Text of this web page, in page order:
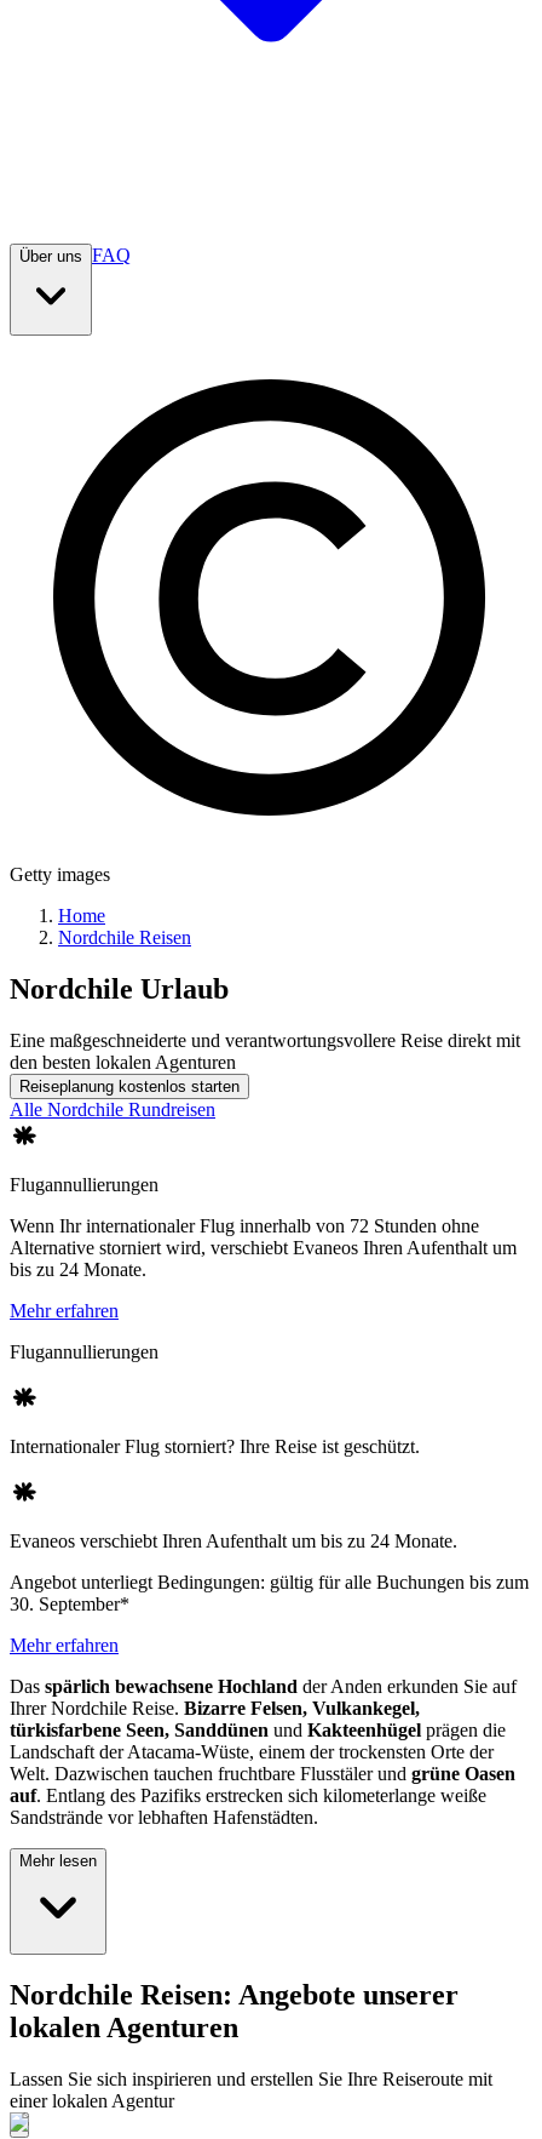
Über uns FAQ
Getty images
Home
Nordchile Reisen
Nordchile Urlaub
Eine maßgeschneiderte und verantwortungsvollere Reise direkt mit
den besten lokalen Agenturen
Reiseplanung kostenlos starten
Alle Nordchile Rundreisen
Flugannullierungen
Wenn Ihr internationaler Flug innerhalb von 72 Stunden ohne
Alternative storniert wird, verschiebt Evaneos Ihren Aufenthalt um
bis zu 24 Monate.
Mehr erfahren
Flugannullierungen
Internationaler Flug storniert? Ihre Reise ist geschützt.
Evaneos verschiebt Ihren Aufenthalt um bis zu 24 Monate.
Angebot unterliegt Bedingungen: gültig für alle Buchungen bis zum
30. September*
Mehr erfahren
Das spärlich bewachsene Hochland der Anden erkunden Sie auf
Ihrer Nordchile Reise. Bizarre Felsen, Vulkankegel,
türkisfarbene Seen, Sanddünen und Kakteenhügel prägen die
Landschaft der Atacama-Wüste, einem der trockensten Orte der
Welt. Dazwischen tauchen fruchtbare Flusstäler und grüne Oasen
auf. Entlang des Pazifiks erstrecken sich kilometerlange weiße
Sandstrände vor lebhaften Hafenstädten.
Mehr lesen
Nordchile Reisen: Angebote unserer
lokalen Agenturen
Lassen Sie sich inspirieren und erstellen Sie Ihre Reiseroute mit
einer lokalen Agentur